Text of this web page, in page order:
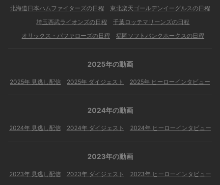
北海道日本ハムファイターズの日程
東北楽天ゴールデンイーグルスの日程
埼玉西武ライオンズの日程
千葉ロッテマリーンズの日程
オリックス・バファローズの日程
福岡ソフトバンクホークスの日程
2025年の動画
2025年 見逃し配信 2025年 ダイジェスト 2025年 ヒーローインタビュー
2024年の動画
2024年 見逃し配信 2024年 ダイジェスト 2024年 ヒーローインタビュー
2023年の動画
2023年 見逃し配信 2023年 ダイジェスト 2023年 ヒーローインタビュー